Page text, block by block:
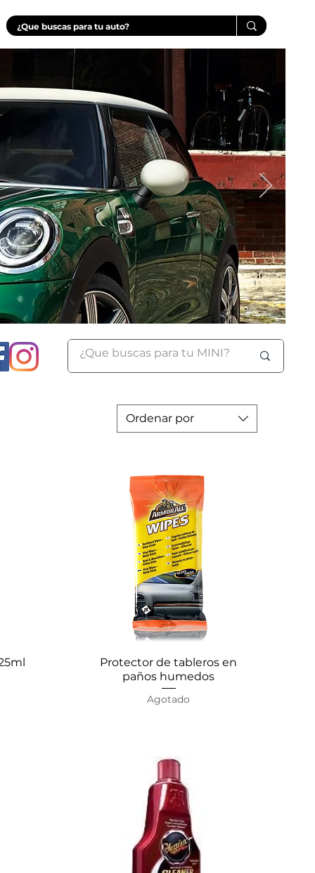
Ordenar por
Vista rápida
Protector de tableros en
paños humedos
Agotado